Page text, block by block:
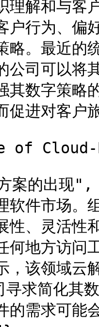
理解和与客
户行为、偏
略。最近的
公司可以将
其数字策略
促进对客
of
案的出现",
软件市场。
性、灵活性
何地方访问
，该领域云
寻求简化其
的需求可能